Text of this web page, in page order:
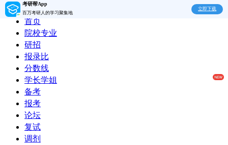
考研帮App
百万考研人的学习聚集地
立即下载
首页
院校专业
研招
报录比
分数线
学长学姐
备考
报考
论坛
复试
调剂